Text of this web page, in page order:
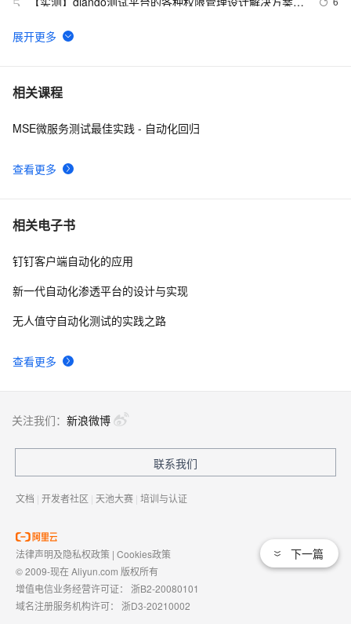
5
6 阿里云智能视觉开放平台人脸人体API测试Demo
7 C++ builder 中的 XMLDocument 类详解(17) 更好地显
8 Matlab+Qt开发笔记（一）：matlab搭建Qt开发matlib环
9 腾讯START云游戏开启不限量测试，支持MacOS和
10
相关课程
查看更多
MSE微服务测试最佳实践 - 自动化回归
相关电子书
查看更多
钉钉客户端自动化的应用
新一代自动化渗透平台的设计与实现
无人值守自动化测试的实践之路
下一篇
关注我们： 新浪微博
联系我们
文档 | 开发者社区 | 天池大赛 | 培训与认证
法律声明及隐私权政策 | Cookies政策
© 2009-现在 Aliyun.com 版权所有
增值电信业务经营许可证： 浙B2-20080101
域名注册服务机构许可： 浙D3-20210002